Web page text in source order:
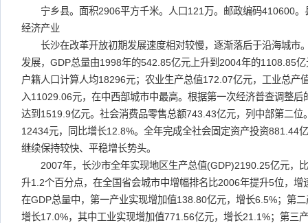
宁乡县。面积2906平方千米。人口121万。邮政编码410600。
经济产业
长沙在改革开放初期发展速度相对较慢，逐渐落后于沿海城市
发展，GDP总量由1998年的542.85亿元上升到2004年的1108.85
户籍人口计算人均18296元；农业生产总值172.07亿元，工业总产
入11029.06元，在中西部城市中最高。根据第一次经济普查调整
达到1519.9亿元。社会消费品零售总额743.43亿元，列中部第二位
12434元，同比增长12.8%。全年完成全社会固定资产投资881.44
继续保持较快、平稳增长势头。
2007年，长沙市全年实现地区生产总值(GDP)2190.25亿元，
升1.2个百分点，在全国省会城市中增幅排名比2006年提升5位，增
在GDP总量中，第一产业实现增加值138.80亿元，增长6.5%；第
增长17.0%，其中工业实现增加值771.56亿元，增长21.1%；第三